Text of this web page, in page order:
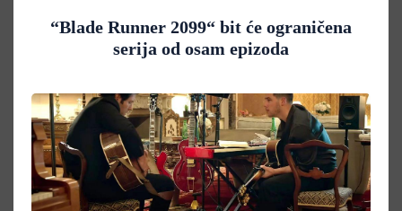
“Blade Runner 2099“ bit će ograničena
serija od osam epizoda